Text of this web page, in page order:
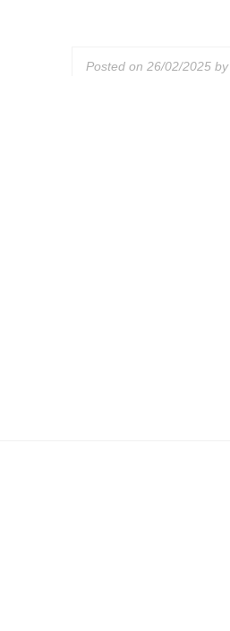
Posted on 26/02/2025by